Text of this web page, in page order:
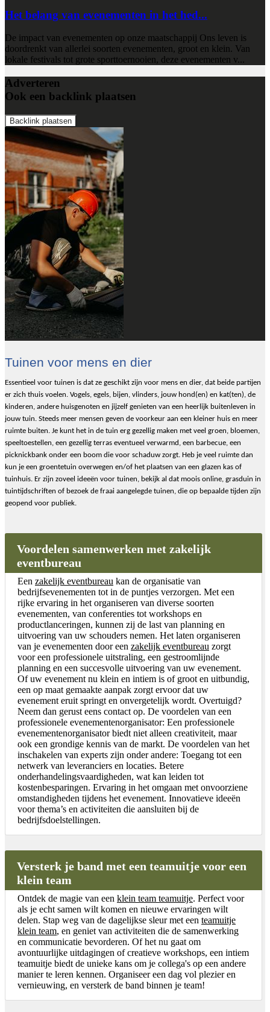
Het belang van evenementen in het hed...
De impact van evenementen op onze maatschappij Ons leven is
doordrenkt van allerlei soorten evenementen, groot en klein. Van
lokale festivals tot grote sporttoernooien, deze evenementen v...
Adverteren
Ook een backlink plaatsen
Backlink plaatsen
Tuinen voor mens en dier
Essentieel voor tuinen is dat ze geschikt zijn voor mens en dier, dat beide partijen
er zich thuis voelen. Vogels, egels, bijen, vlinders, jouw hond(en) en kat(ten), de
kinderen, andere huisgenoten en jijzelf genieten van een heerlijk buitenleven in
jouw tuin. Steeds meer mensen geven de voorkeur aan een kleiner huis en meer
ruimte buiten. Je kunt het in de tuin erg gezellig maken met veel groen, bloemen,
speeltoestellen, een gezellig terras eventueel verwarmd, een barbecue, een
picknickbank onder een boom die voor schaduw zorgt. Heb je veel ruimte dan
kun je een groentetuin overwegen en/of het plaatsen van een glazen kas of
tuinhuis. Er zijn zoveel ideeën voor tuinen, bekijk al dat moois online, grasduin in
tuintijdschriften of bezoek de fraai aangelegde tuinen, die op bepaalde tijden zijn
geopend voor publiek.
Voordelen samenwerken met zakelijk
eventbureau
Een zakelijk eventbureau kan de organisatie van
bedrijfsevenementen tot in de puntjes verzorgen. Met een
rijke ervaring in het organiseren van diverse soorten
evenementen, van conferenties tot workshops en
productlanceringen, kunnen zij de last van planning en
uitvoering van uw schouders nemen. Het laten organiseren
van je evenementen door een zakelijk eventbureau zorgt
voor een professionele uitstraling, een gestroomlijnde
planning en een succesvolle uitvoering van uw evenement.
Of uw evenement nu klein en intiem is of groot en uitbundig,
een op maat gemaakte aanpak zorgt ervoor dat uw
evenement eruit springt en onvergetelijk wordt. Overtuigd?
Neem dan gerust eens contact op. De voordelen van een
professionele evenementenorganisator: Een professionele
evenementenorganisator biedt niet alleen creativiteit, maar
ook een grondige kennis van de markt. De voordelen van het
inschakelen van experts zijn onder andere: Toegang tot een
netwerk van leveranciers en locaties. Betere
onderhandelingsvaardigheden, wat kan leiden tot
kostenbesparingen. Ervaring in het omgaan met onvoorziene
omstandigheden tijdens het evenement. Innovatieve ideeën
voor thema’s en activiteiten die aansluiten bij de
bedrijfsdoelstellingen.
Versterk je band met een teamuitje voor een
klein team
Ontdek de magie van een klein team teamuitje. Perfect voor
als je echt samen wilt komen en nieuwe ervaringen wilt
delen. Stap weg van de dagelijkse sleur met een teamuitje
klein team, en geniet van activiteiten die de samenwerking
en communicatie bevorderen. Of het nu gaat om
avontuurlijke uitdagingen of creatieve workshops, een intiem
teamuitje biedt de unieke kans om je collega's op een andere
manier te leren kennen. Organiseer een dag vol plezier en
vernieuwing, en versterk de band binnen je team!